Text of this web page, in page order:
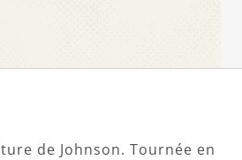
de Johnson. Tournée en